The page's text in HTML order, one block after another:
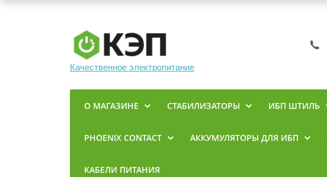
Качественное электропитание
О МАГАЗИНЕ СТАБИЛИЗАТОРЫ ИБП ШТИЛЬ
PHOENIX CONTACT АККУМУЛЯТОРЫ ДЛЯ ИБП
КАБЕЛИ ПИТАНИЯ